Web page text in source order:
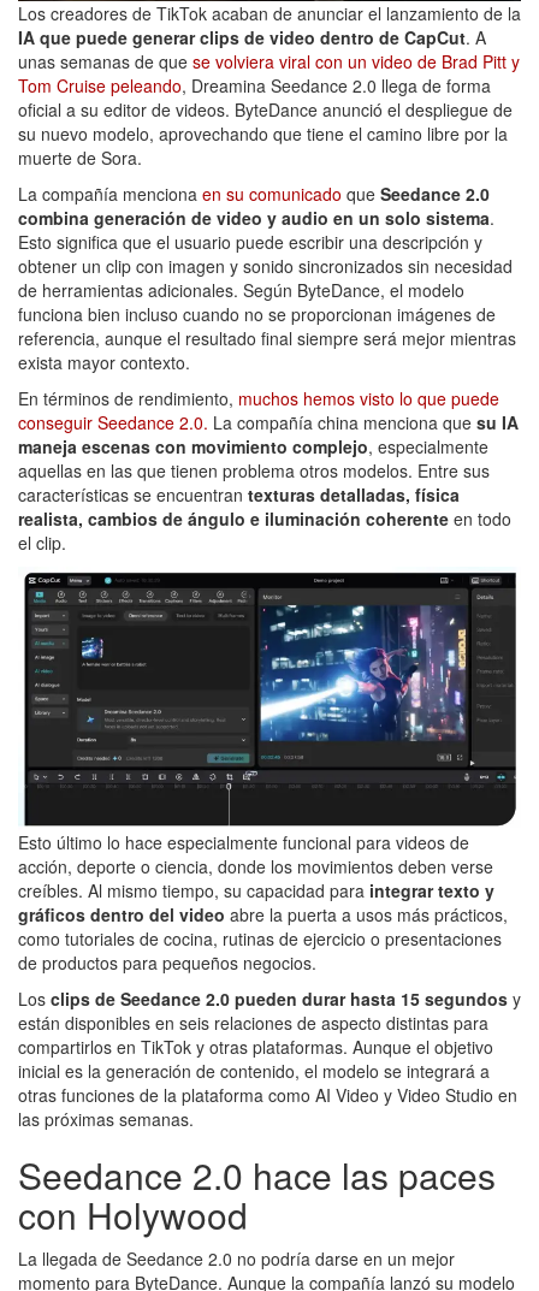
Los creadores de TikTok acaban de anunciar el lanzamiento de la
IA que puede generar clips de video dentro de CapCut. A
unas semanas de que se volviera viral con un video de Brad Pitt y
Tom Cruise peleando, Dreamina Seedance 2.0 llega de forma
oficial a su editor de videos. ByteDance anunció el despliegue de
su nuevo modelo, aprovechando que tiene el camino libre por la
muerte de Sora.
La compañía menciona en su comunicado que Seedance 2.0
combina generación de video y audio en un solo sistema.
Esto significa que el usuario puede escribir una descripción y
obtener un clip con imagen y sonido sincronizados sin necesidad
de herramientas adicionales. Según ByteDance, el modelo
funciona bien incluso cuando no se proporcionan imágenes de
referencia, aunque el resultado final siempre será mejor mientras
exista mayor contexto.
En términos de rendimiento, muchos hemos visto lo que puede
conseguir Seedance 2.0. La compañía china menciona que su IA
maneja escenas con movimiento complejo, especialmente
aquellas en las que tienen problema otros modelos. Entre sus
características se encuentran texturas detalladas, física
realista, cambios de ángulo e iluminación coherente en todo
el clip.
Esto último lo hace especialmente funcional para videos de
acción, deporte o ciencia, donde los movimientos deben verse
creíbles. Al mismo tiempo, su capacidad para integrar texto y
gráficos dentro del video abre la puerta a usos más prácticos,
como tutoriales de cocina, rutinas de ejercicio o presentaciones
de productos para pequeños negocios.
Los clips de Seedance 2.0 pueden durar hasta 15 segundos y
están disponibles en seis relaciones de aspecto distintas para
compartirlos en TikTok y otras plataformas. Aunque el objetivo
inicial es la generación de contenido, el modelo se integrará a
otras funciones de la plataforma como AI Video y Video Studio en
las próximas semanas.
Seedance 2.0 hace las paces
con Holywood
La llegada de Seedance 2.0 no podría darse en un mejor
momento para ByteDance. Aunque la compañía lanzó su modelo